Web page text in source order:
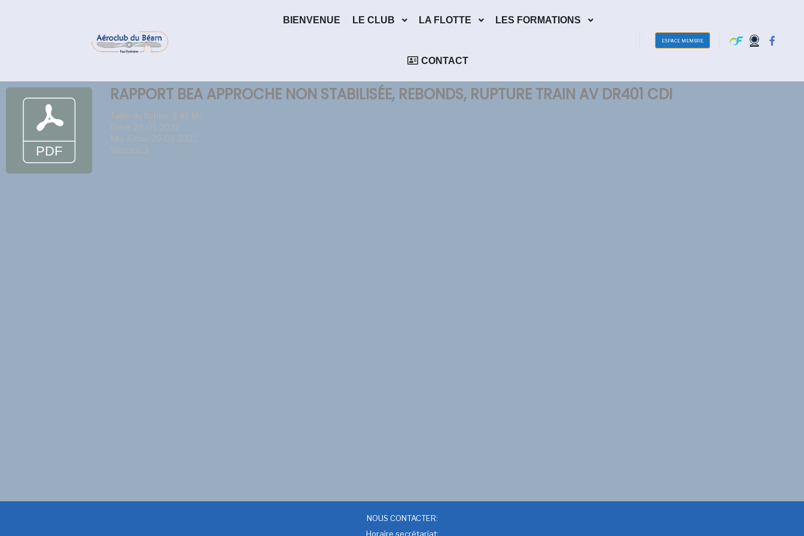
BIENVENUE LE CLUB LA FLOTTE LES FORMATIONS
CONTACT
ESPACE MEMBRE
RAPPORT BEA APPROCHE NON STABILISÉE, REBONDS, RUPTURE TRAIN AV DR401 CDI
Taille du fichier: 3.43 Mo
Créé: 29-01-2022
Mis à jour: 29-01-2022
Succès: 3
NOUS CONTACTER:
Horaire secrétariat: